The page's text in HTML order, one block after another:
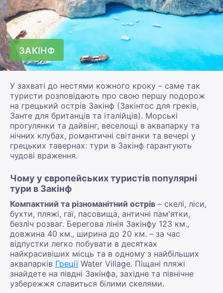
ЗАКІНФ
У захваті до нестями кожного кроку – саме так
туристи розповідають про свою першу подорож
на грецький острів Закінф (Закінтос для греків,
Занте для британців та італійців). Морські
прогулянки та дайвінг, веселощі в аквапарку та
нічних клубах, романтичні світанки та вечері у
грецьких тавернах: тури в Закінф гарантують
чудові враження.
Чому у європейських туристів популярні
тури в Закінф
Компактний та різноманітний острів – скелі, ліси,
бухти, пляжі, гаї, пасовища, античні пам'ятки,
безліч розваг. Берегова лінія Закінфу 123 км.,
довжина 40 км., ширина до 20 км. – за час
відпустки легко побувати в десятках
найкрасивіших місць та в одному з найбільших
аквапарків ГреціїWater Village. Піщані пляжі
знайдете на півдні Закінфа, західне та північне
узбережжя славиться білими скелями.